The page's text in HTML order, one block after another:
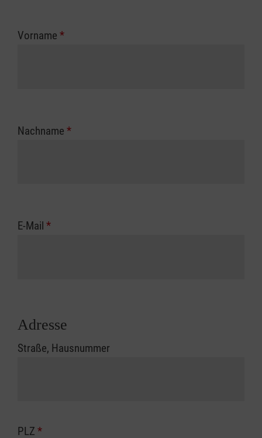
Vorname *
Nachname *
E-Mail *
Adresse
Straße, Hausnummer
PLZ *